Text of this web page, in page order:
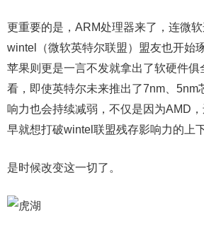
更重要的是，ARM处理器来了，连微
wintel（微软英特尔联盟）盟友也开始
苹果则更是一言不发就拿出了软硬件
看，即使英特尔未来推出了7nm、5nm
响力也会持续减弱，不仅是因为AMD
早就想打破wintel联盟残存影响力的上
是时候改变这一切了。